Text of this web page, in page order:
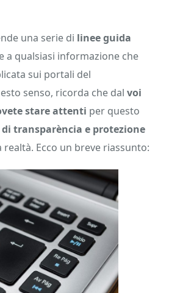
una serie di linee guida
a qualsiasi informazione che
sui portali del
senso, ricorda che dal voi
stare attenti per questo
transparència e protezione
realtà. Ecco un breve riassunto: